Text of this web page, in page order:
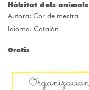
Hàbitat dels animals
Autora: Cor de mestra
Idioma: Catalán
Gratis